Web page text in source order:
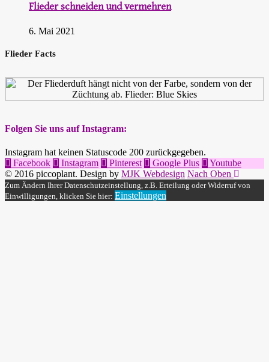
Flieder schneiden und vermehren
6. Mai 2021
Flieder Facts
Folgen Sie uns auf Instagram:
Instagram hat keinen Statuscode 200 zurückgegeben.
Facebook
Instagram Pinterest Google Plus
Youtube
© 2016 piccoplant. Design by MJK Webdesign Nach Oben
Zum Ändern Ihrer Datenschutzeinstellung, z.B. Erteilung oder Widerruf von
Einwilligungen, klicken Sie hier: Einstellungen